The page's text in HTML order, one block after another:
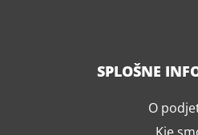
SPLOŠNE
O